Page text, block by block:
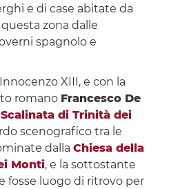
e di case abitate da
zona dalle
spagnolo e
XIII, e con la
romano Francesco De
Scalinata di Trinità dei
scenografico tra le
dalla Chiesa della
Monti, e la sottostante
fosse luogo di ritrovo per